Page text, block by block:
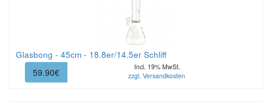
Glasbong - 45cm - 18.8er/14.5er Schliff
59.90€
Incl. 19% MwSt.
zzgl. Versandkosten